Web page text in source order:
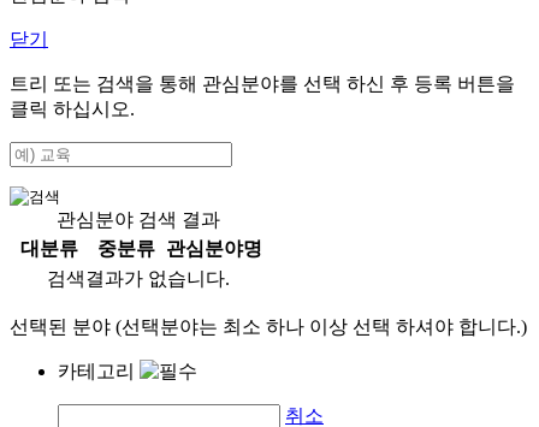
닫기
트리 또는 검색을 통해 관심분야를 선택 하신 후 등록 버튼을
클릭 하십시오.
관심분야 검색 결과
대분류
중분류
관심분야명
검색결과가 없습니다.
선택된 분야 (선택분야는 최소 하나 이상 선택 하셔야 합니다.)
카테고리
취소